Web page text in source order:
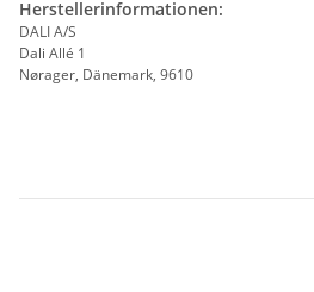
Herstellerinformationen:
DALI A/S
Dali Allé 1
Nørager, Dänemark, 9610